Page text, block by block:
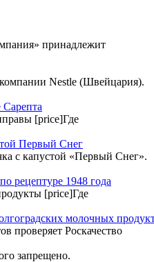
принадлежит
Nestle (Швейцария).
[price]Где
Первый Снег
с капустой «Первый Снег».
рецептуре 1948 года
[price]Где
молочных
проверяет Роскачество
запрещено.